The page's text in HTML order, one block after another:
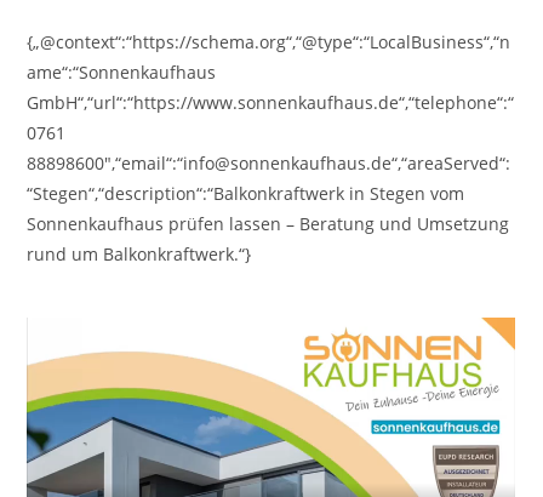
{„@context“:“https://schema.org“,“@type“:“LocalBusiness“,“n
ame“:“Sonnenkaufhaus
GmbH“,“url“:“https://www.sonnenkaufhaus.de“,“telephone“:“
0761
88898600″,“email“:“info@sonnenkaufhaus.de“,“areaServed“:
“Stegen“,“description“:“Balkonkraftwerk in Stegen vom
Sonnenkaufhaus prüfen lassen – Beratung und Umsetzung
rund um Balkonkraftwerk.“}